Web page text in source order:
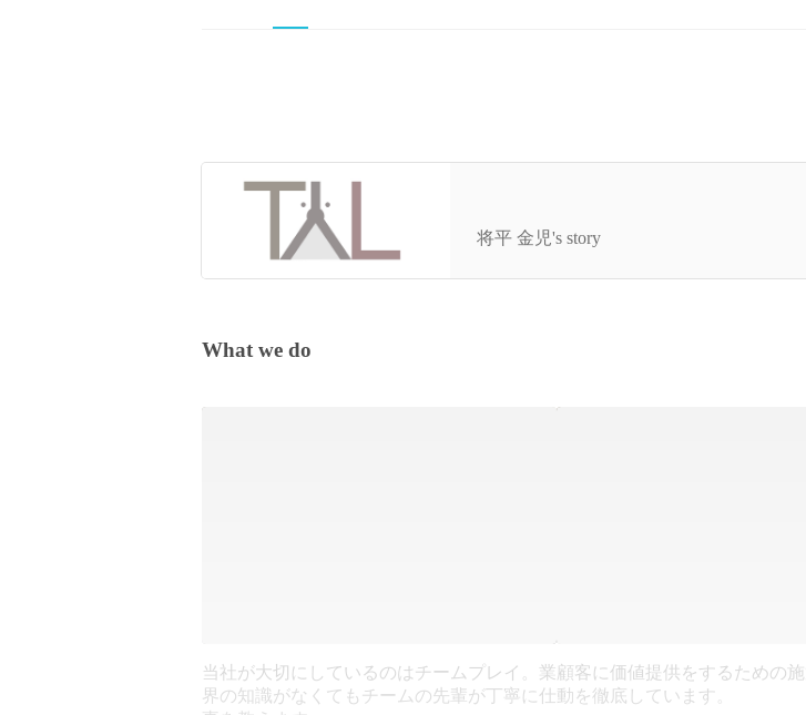
は？
将平 金児's story
What we do
当社が大切にしているのはチームプレイ。業
界の知識がなくてもチームの先輩が丁寧に仕
顧客に価値提供をするための
動を徹底しています。